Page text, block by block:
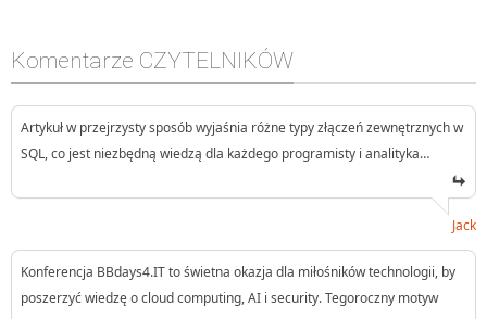
Komentarze CZYTELNIKÓW
Artykuł w przejrzysty sposób wyjaśnia różne typy złączeń zewnętrznych w
SQL, co jest niezbędną wiedzą dla każdego programisty i analityka…
Jack
Konferencja BBdays4.IT to świetna okazja dla miłośników technologii, by
poszerzyć wiedzę o cloud computing, AI i security. Tegoroczny motyw